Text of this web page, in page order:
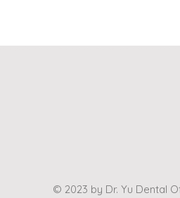
© 2023 by Dr. Yu Dental